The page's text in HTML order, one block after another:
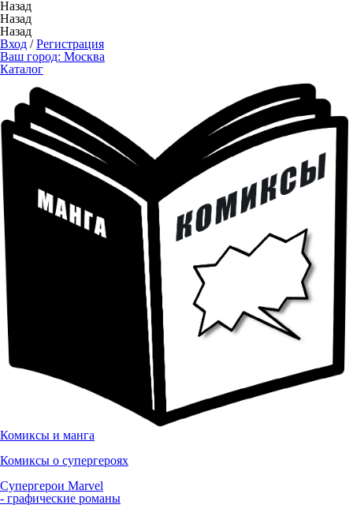
Назад
Назад
Назад
Вход /Регистрация
Ваш город: Москва
Каталог
Комиксы и манга
Комиксы о супергероях
Супергерои Marvel
- графические романы